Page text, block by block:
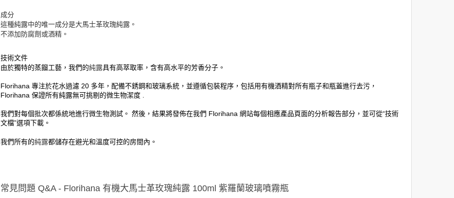
成分
這種純露中的唯一成分是大馬士革玫瑰純露。
不添加防腐劑或酒精。
技術文件
由於獨特的蒸餾工藝，我們的純露具有高萃取率，含有高水平的芳香分子。
Florihana 專注於花水過濾 20 多年，配備不銹鋼和玻璃系統，並遵循包裝程序，包括用有機酒精對所有瓶子和瓶蓋進行去污，
Florihana 保證所有純露無可挑剔的微生物潔度 .
我們對每個批次都係統地進行微生物測試。 然後，結果將發佈在我們 Florihana 網站每個相應產品頁面的分析報告部分，並可從“技術
文檔”選項下載。
我們所有的純露都儲存在避光和溫度可控的房間內。
常見問題 Q&A - Florihana 有機大馬士革玫瑰純露 100ml 紫羅蘭玻璃噴霧瓶